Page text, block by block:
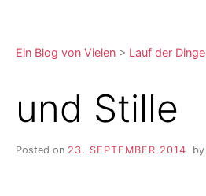
Ein Blog von Vielen > Lauf der Dinge
und Stille
Posted on 23. SEPTEMBER 2014 by